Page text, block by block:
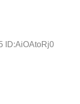
ID:AiOAtoRj0